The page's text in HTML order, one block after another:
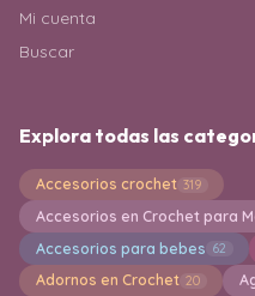
Mi cuenta
Buscar
Explora todas las
Accesorios crochet 319
Accesorios en Crochet para
Accesorios para bebes 62
Adornos en Crochet 20